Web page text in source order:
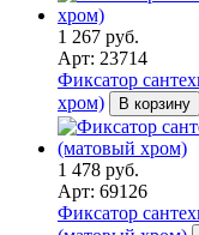
1 267 руб.
Арт: 23714
Фиксатор
хром)
В корзину
1 478 руб.
Арт: 69126
Фиксатор